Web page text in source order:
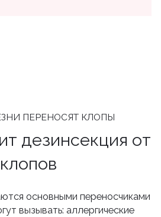
ПЕРЕНОСЯТ КЛОПЫ
дезинсекция от
клопов
основными переносчиками
вызывать: аллергические